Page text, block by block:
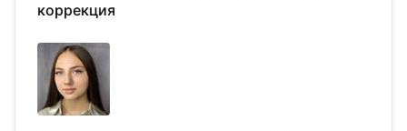
коррекция